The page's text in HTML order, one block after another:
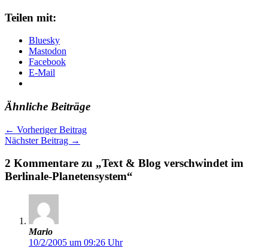
Teilen mit:
Bluesky
Mastodon
Facebook
E-Mail
Ähnliche Beiträge
← Vorheriger Beitrag
Nächster Beitrag →
2 Kommentare zu „Text & Blog verschwindet im
Berlinale-Planetensystem“
Mario
10/2/2005 um 09:26 Uhr